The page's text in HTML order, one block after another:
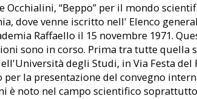
Occhialini, “Beppo” per il mondo
dove venne iscritto nell' Elenco
Raffaello il 15 novembre 1971.
sono in corso. Prima tra tutte quella
degli Studi, in Via Festa
per la presentazione del convegno
è noto nel campo scientifico